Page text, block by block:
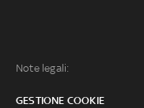
Note legali:
GESTIONE COOKIE